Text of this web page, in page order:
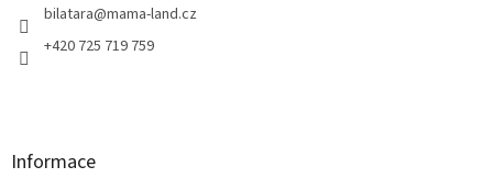
bilatara@mama-land.cz
+420 725 719 759
Informace